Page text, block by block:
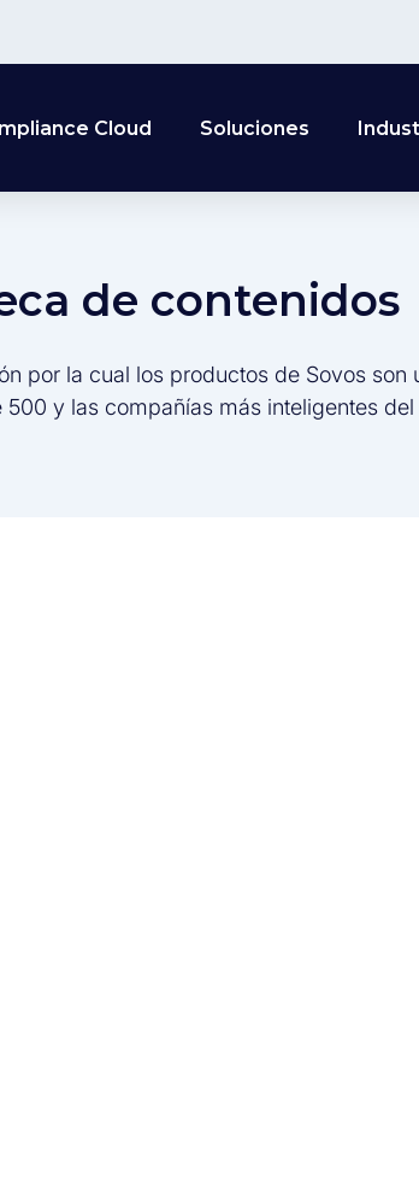
Cloud Soluciones
de contenidos
por la cual los productos de Sovos
500 y las compañías más inteligentes del